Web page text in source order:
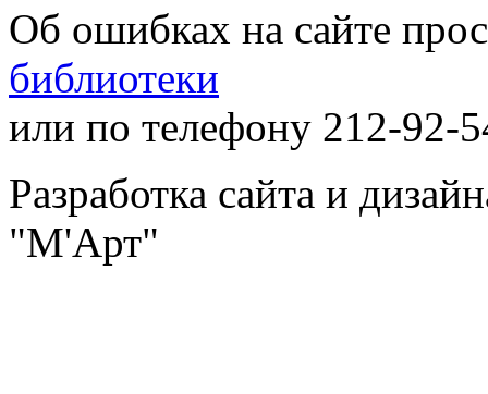
Об ошибках на сайте
библиотеки
или по телефону 212-92-
Разработка сайта и
"М'Арт"